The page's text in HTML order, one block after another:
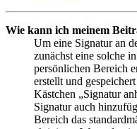
Wie kann ich meinem
Um eine Signatur an
zunächst eine solche
persönlichen Bereich
erstellt und
Kästchen „Signatur
Signatur auch
Bereich das